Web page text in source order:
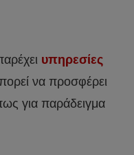
υπηρεσίες
να προσφέρει
για παράδειγμα